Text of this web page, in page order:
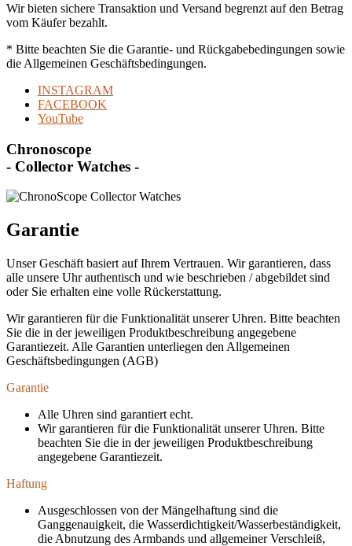
Wir bieten sichere Transaktion und Versand begrenzt auf den Betrag
vom Käufer bezahlt.
* Bitte beachten Sie die Garantie- und Rückgabebedingungen sowie
die Allgemeinen Geschäftsbedingungen.
INSTAGRAM
FACEBOOK
YouTube
Chronoscope
- Collector Watches -
Garantie
Unser Geschäft basiert auf Ihrem Vertrauen. Wir garantieren, dass
alle unsere Uhr authentisch und wie beschrieben / abgebildet sind
oder Sie erhalten eine volle Rückerstattung.
Wir garantieren für die Funktionalität unserer Uhren. Bitte beachten
Sie die in der jeweiligen Produktbeschreibung angegebene
Garantiezeit. Alle Garantien unterliegen den Allgemeinen
Geschäftsbedingungen (AGB)
Garantie
Alle Uhren sind garantiert echt.
Wir garantieren für die Funktionalität unserer Uhren. Bitte
beachten Sie die in der jeweiligen Produktbeschreibung
angegebene Garantiezeit.
Haftung
Ausgeschlossen von der Mängelhaftung sind die
Ganggenauigkeit, die Wasserdichtigkeit/Wasserbeständigkeit,
die Abnutzung des Armbands und allgemeiner Verschleiß,